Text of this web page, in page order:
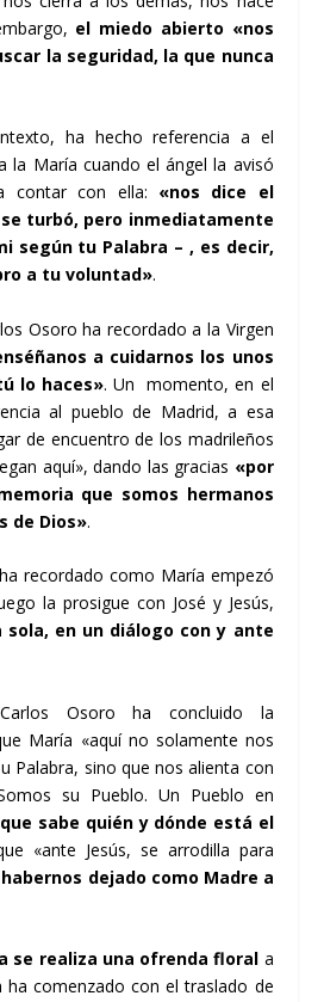
el miedo abierto «nos
la seguridad, la que nunca
ha hecho referencia a el
la María cuando el ángel la avisó
contar con ella: «nos dice el
se turbó, pero inmediatamente
según tu Palabra – , es decir,
a tu voluntad».
Osoro ha recordado a la Virgen
a cuidarnos los unos
lo haces». Un momento, en el
al pueblo de Madrid, a esa
de encuentro de los madrileños
aquí», dando las gracias «por
que somos hermanos
de Dios».
recordado como María empezó
la prosigue con José y Jesús,
sola, en un diálogo con y ante
Osoro ha concluido la
María «aquí no solamente nos
Palabra, sino que nos alienta con
su Pueblo. Un Pueblo en
sabe quién y dónde está el
«ante Jesús, se arrodilla para
dejado como Madre a
se realiza una ofrenda floral a
ha comenzado con el traslado de